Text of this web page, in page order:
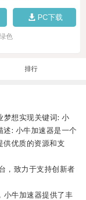
PC下载
色
排行
想实现关键词: 小
述: 小牛加速器是一个
供优质的资源和支
致力于支持创新者
牛加速器提供了丰